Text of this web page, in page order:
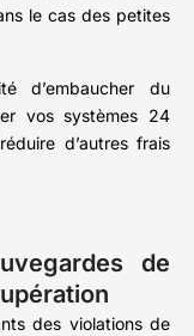
le cas des petites
d’embaucher du
vos systèmes 24
d’autres frais
de
des violations de